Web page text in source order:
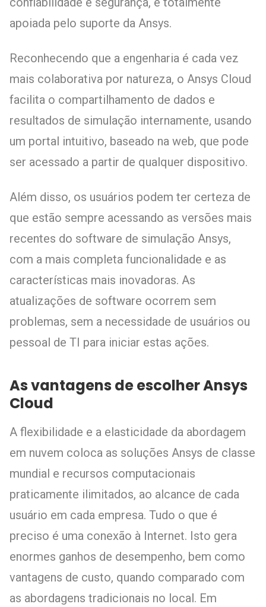
apoiada pelo suporte da Ansys.
Reconhecendo que a engenharia é cada vez
mais colaborativa por natureza, o Ansys Cloud
facilita o compartilhamento de dados e
resultados de simulação internamente, usando
um portal intuitivo, baseado na web, que pode
ser acessado a partir de qualquer dispositivo.
Além disso, os usuários podem ter certeza de
que estão sempre acessando as versões mais
recentes do software de simulação Ansys,
com a mais completa funcionalidade e as
características mais inovadoras. As
atualizações de software ocorrem sem
problemas, sem a necessidade de usuários ou
pessoal de TI para iniciar estas ações.
As vantagens de escolher Ansys
Cloud
A flexibilidade e a elasticidade da abordagem
em nuvem coloca as soluções Ansys de classe
mundial e recursos computacionais
praticamente ilimitados, ao alcance de cada
usuário em cada empresa. Tudo o que é
preciso é uma conexão à Internet. Isto gera
enormes ganhos de desempenho, bem como
vantagens de custo, quando comparado com
as abordagens tradicionais no local. Em